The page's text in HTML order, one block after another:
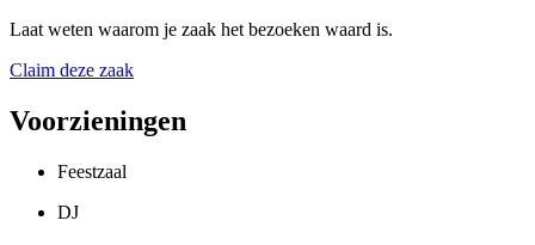
Laat weten waarom je zaak het bezoeken waard is.
Claim deze zaak
Voorzieningen
Feestzaal
DJ